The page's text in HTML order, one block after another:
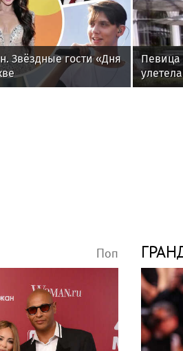
Звёздные гости «Дня
Певица
Поп